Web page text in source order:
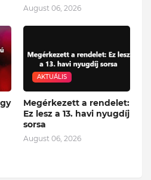
August 06, 2026
AKTUÁLIS
Megérkezett a rendelet:
Ez lesz a 13. havi nyugdíj
sorsa
August 06, 2026